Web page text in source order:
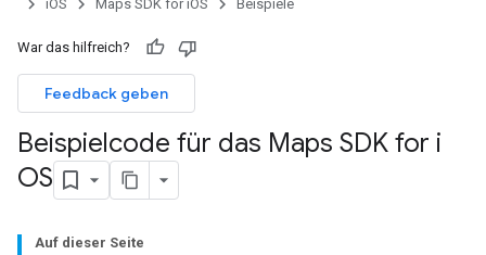
iOS
Maps SDK for iOS Beispiele
War das hilfreich?
Feedback geben
Beispielcode für das Maps SDK for i
OS
Auf dieser Seite